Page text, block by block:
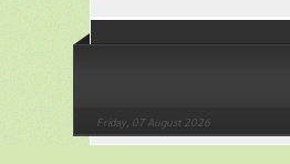
Friday, 07 August 2026